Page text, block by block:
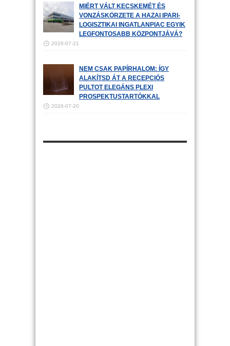
MIÉRT VÁLT KECSKEMÉT ÉS
VONZÁSKÖRZETE A HAZAI IPARI-
LOGISZTIKAI INGATLANPIAC EGYIK
LEGFONTOSABB KÖZPONTJÁVÁ?
2026-07-21
NEM CSAK PAPÍRHALOM: ÍGY
ALAKÍTSD ÁT A RECEPCIÓS
PULTOT ELEGÁNS PLEXI
PROSPEKTUSTARTÓKKAL
2026-07-20